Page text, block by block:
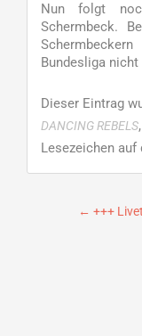
Nun folgt
Schermbeck.
Bundesliga nicht
Dieser Eintrag
DANCING REBELS,
Lesezeichen auf
← +++